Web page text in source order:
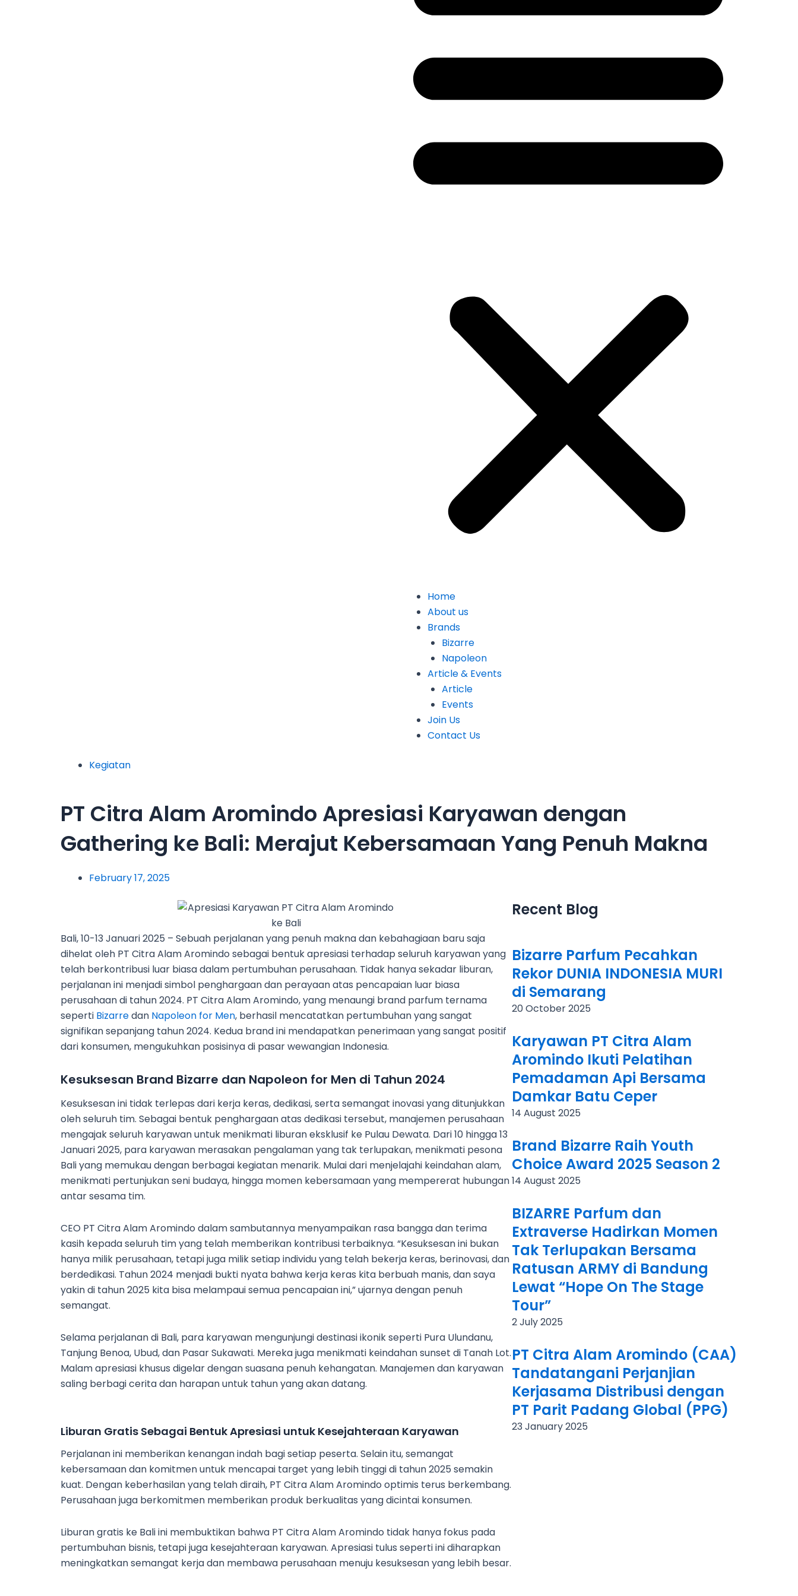
Home
About us
Brands
Bizarre
Napoleon
Article & Events
Article
Events
Join Us
Contact Us
Kegiatan
PT Citra Alam Aromindo Apresiasi Karyawan dengan
Gathering ke Bali: Merajut Kebersamaan Yang Penuh Makna
February 17, 2025
Bali, 10-13 Januari 2025 – Sebuah perjalanan yang penuh makna dan kebahagiaan baru saja
dihelat oleh PT Citra Alam Aromindo sebagai bentuk apresiasi terhadap seluruh karyawan yang
telah berkontribusi luar biasa dalam pertumbuhan perusahaan. Tidak hanya sekadar liburan,
perjalanan ini menjadi simbol penghargaan dan perayaan atas pencapaian luar biasa
perusahaan di tahun 2024. PT Citra Alam Aromindo, yang menaungi brand parfum ternama
seperti Bizarredan Napoleon for Men, berhasil mencatatkan pertumbuhan yang sangat
signifikan sepanjang tahun 2024. Kedua brand ini mendapatkan penerimaan yang sangat positif
dari konsumen, mengukuhkan posisinya di pasar wewangian Indonesia.
Kesuksesan Brand Bizarre dan Napoleon for Men di Tahun 2024
Kesuksesan ini tidak terlepas dari kerja keras, dedikasi, serta semangat inovasi yang ditunjukkan
oleh seluruh tim. Sebagai bentuk penghargaan atas dedikasi tersebut, manajemen perusahaan
mengajak seluruh karyawan untuk menikmati liburan eksklusif ke Pulau Dewata. Dari 10 hingga 13
Januari 2025, para karyawan merasakan pengalaman yang tak terlupakan, menikmati pesona
Bali yang memukau dengan berbagai kegiatan menarik. Mulai dari menjelajahi keindahan alam,
menikmati pertunjukan seni budaya, hingga momen kebersamaan yang mempererat hubungan
antar sesama tim.
CEO PT Citra Alam Aromindo dalam sambutannya menyampaikan rasa bangga dan terima
kasih kepada seluruh tim yang telah memberikan kontribusi terbaiknya. “Kesuksesan ini bukan
hanya milik perusahaan, tetapi juga milik setiap individu yang telah bekerja keras, berinovasi, dan
berdedikasi. Tahun 2024 menjadi bukti nyata bahwa kerja keras kita berbuah manis, dan saya
yakin di tahun 2025 kita bisa melampaui semua pencapaian ini,” ujarnya dengan penuh
semangat.
Selama perjalanan di Bali, para karyawan mengunjungi destinasi ikonik seperti Pura Ulundanu,
Tanjung Benoa, Ubud, dan Pasar Sukawati. Mereka juga menikmati keindahan sunset di Tanah Lot.
Malam apresiasi khusus digelar dengan suasana penuh kehangatan. Manajemen dan karyawan
saling berbagi cerita dan harapan untuk tahun yang akan datang.
Liburan Gratis Sebagai Bentuk Apresiasi untuk Kesejahteraan Karyawan
Perjalanan ini memberikan kenangan indah bagi setiap peserta. Selain itu, semangat
kebersamaan dan komitmen untuk mencapai target yang lebih tinggi di tahun 2025 semakin
kuat. Dengan keberhasilan yang telah diraih, PT Citra Alam Aromindo optimis terus berkembang.
Perusahaan juga berkomitmen memberikan produk berkualitas yang dicintai konsumen.
Liburan gratis ke Bali ini membuktikan bahwa PT Citra Alam Aromindo tidak hanya fokus pada
pertumbuhan bisnis, tetapi juga kesejahteraan karyawan. Apresiasi tulus seperti ini diharapkan
meningkatkan semangat kerja dan membawa perusahaan menuju kesuksesan yang lebih besar.
Recent Blog
Bizarre Parfum Pecahkan
Rekor DUNIA INDONESIA MURI
di Semarang
20 October 2025
Karyawan PT Citra Alam
Aromindo Ikuti Pelatihan
Pemadaman Api Bersama
Damkar Batu Ceper
14 August 2025
Brand Bizarre Raih Youth
Choice Award 2025 Season 2
14 August 2025
BIZARRE Parfum dan
Extraverse Hadirkan Momen
Tak Terlupakan Bersama
Ratusan ARMY di Bandung
Lewat “Hope On The Stage
Tour”
2 July 2025
PT Citra Alam Aromindo (CAA)
Tandatangani Perjanjian
Kerjasama Distribusi dengan
PT Parit Padang Global (PPG)
23 January 2025